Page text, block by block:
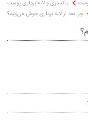
پاکسازی و لایه برداری پوست
چرا بعد از لایه ‌برداری جوش می‌زنیم؟